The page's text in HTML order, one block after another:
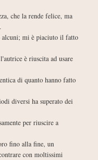
che la rende felice, ma
alcuni; mi è piaciuto il fatto
è riuscita ad usare
di quanto hanno fatto
diversi ha superato dei
per riuscire a
fino alla fine, un
con moltissimi